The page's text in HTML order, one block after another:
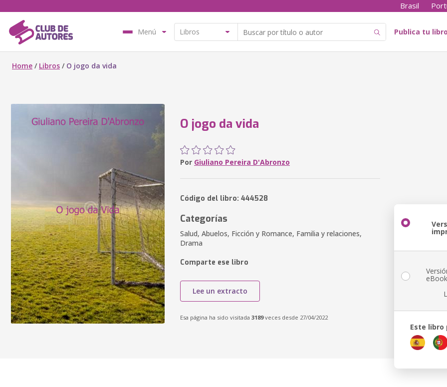
Brasil
Menú Publica tu libro
Home / Libros / O jogo da vida
O jogo da vida
Por Giuliano Pereira D'Abronzo
Código del libro: 444528
Categorías
Salud, Abuelos, Ficción y Romance, Familia y relaciones,
Drama
Comparte ese libro
Lee un extracto
Esa página ha sido visitada 3189veces desde 27/04/2022
eBook
Este libro